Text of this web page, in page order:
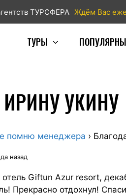
ТУРСФЕРА Ждём Вас
ТУРЫ
УКИНУ
помню менеджера ›
назад
отель Giftun Azur resort,
Прекрасно отдохнул!